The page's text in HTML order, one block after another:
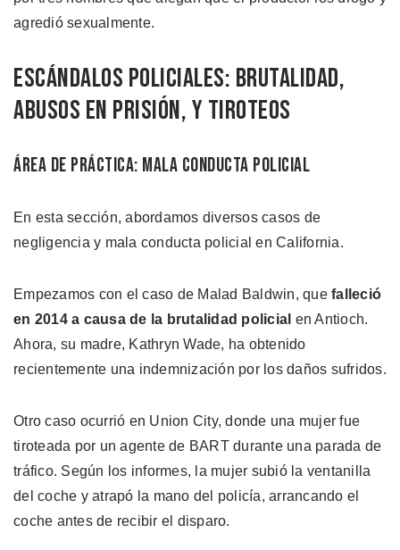
agredió sexualmente.
Escándalos Policiales: Brutalidad,
Abusos en Prisión, y Tiroteos
Área de Práctica: Mala Conducta Policial
En esta sección, abordamos diversos casos de
negligencia y mala conducta policial en California.
Empezamos con el caso de Malad Baldwin, quefalleció
en 2014 a causa de la brutalidad policial en Antioch.
Ahora, su madre, Kathryn Wade, ha obtenido
recientemente una indemnización por los daños sufridos.
Otro caso ocurrió en Union City, donde una mujer fue
tiroteada por un agente de BART durante una parada de
tráfico. Según los informes, la mujer subió la ventanilla
del coche y atrapó la mano del policía, arrancando el
coche antes de recibir el disparo.